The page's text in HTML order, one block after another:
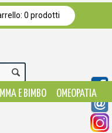
0 prodotti
E BIMBO
OMEOPATIA